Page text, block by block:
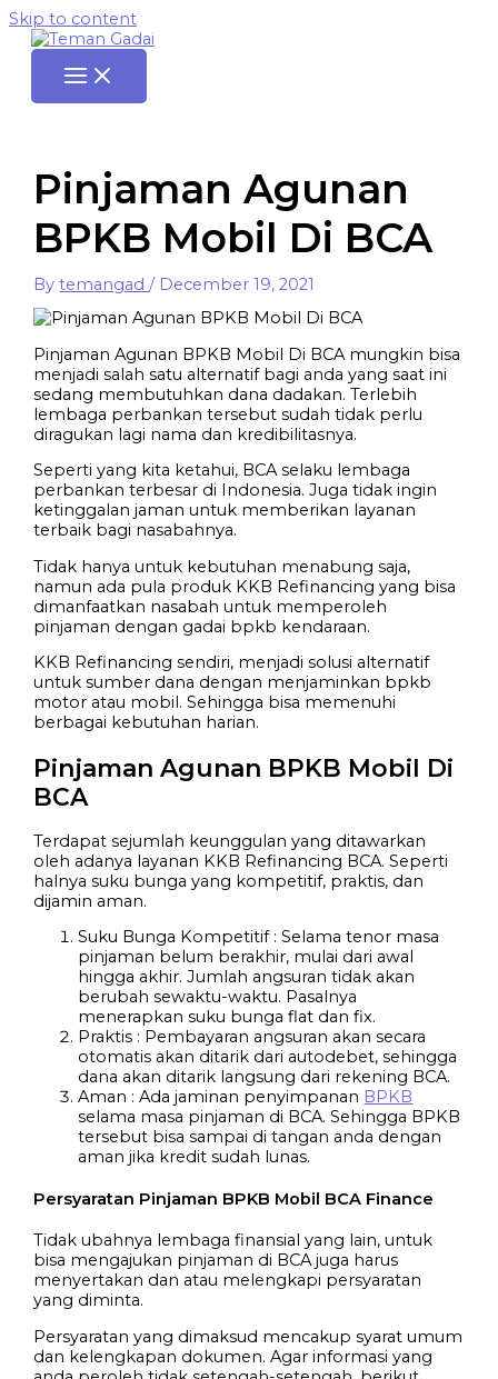
Skip to content
Pinjaman Agunan
BPKB Mobil Di BCA
Bytemangad/ December 19, 2021
Pinjaman Agunan BPKB Mobil Di BCA mungkin bisa
menjadi salah satu alternatif bagi anda yang saat ini
sedang membutuhkan dana dadakan. Terlebih
lembaga perbankan tersebut sudah tidak perlu
diragukan lagi nama dan kredibilitasnya.
Seperti yang kita ketahui, BCA selaku lembaga
perbankan terbesar di Indonesia. Juga tidak ingin
ketinggalan jaman untuk memberikan layanan
terbaik bagi nasabahnya.
Tidak hanya untuk kebutuhan menabung saja,
namun ada pula produk KKB Refinancing yang bisa
dimanfaatkan nasabah untuk memperoleh
pinjaman dengan gadai bpkb kendaraan.
KKB Refinancing sendiri, menjadi solusi alternatif
untuk sumber dana dengan menjaminkan bpkb
motor atau mobil. Sehingga bisa memenuhi
berbagai kebutuhan harian.
Pinjaman Agunan BPKB Mobil Di
BCA
Terdapat sejumlah keunggulan yang ditawarkan
oleh adanya layanan KKB Refinancing BCA. Seperti
halnya suku bunga yang kompetitif, praktis, dan
dijamin aman.
Suku Bunga Kompetitif : Selama tenor masa
pinjaman belum berakhir, mulai dari awal
hingga akhir. Jumlah angsuran tidak akan
berubah sewaktu-waktu. Pasalnya
menerapkan suku bunga flat dan fix.
Praktis : Pembayaran angsuran akan secara
otomatis akan ditarik dari autodebet, sehingga
dana akan ditarik langsung dari rekening BCA.
Aman : Ada jaminan penyimpanan BPKB
selama masa pinjaman di BCA. Sehingga BPKB
tersebut bisa sampai di tangan anda dengan
aman jika kredit sudah lunas.
Persyaratan Pinjaman BPKB Mobil BCA Finance
Tidak ubahnya lembaga finansial yang lain, untuk
bisa mengajukan pinjaman di BCA juga harus
menyertakan dan atau melengkapi persyaratan
yang diminta.
Persyaratan yang dimaksud mencakup syarat umum
dan kelengkapan dokumen. Agar informasi yang